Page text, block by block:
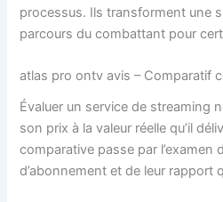
processus. Ils transforment une
parcours du combattant pour
atlas pro ontv avis – Comparatif
Évaluer un service de streaming
son prix à la valeur réelle qu’il
comparative passe par l’examen
d’abonnement et de leur rapport